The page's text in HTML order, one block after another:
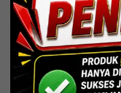
Interior Bank